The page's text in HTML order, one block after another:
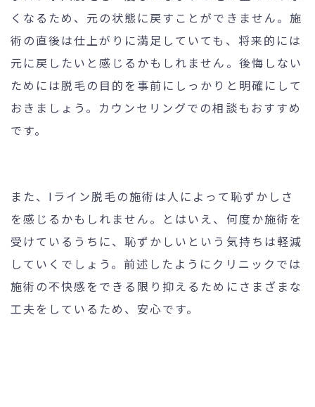
くなるため、元の状態に戻すことができません。施
術の直後は仕上がりに満足していても、将来的には
元に戻したいと感じるかもしれません。後悔しない
ためには脱毛の目的を事前にしっかりと明確にして
おきましょう。カウンセリングでの相談もおすすめ
です。
また、Iライン脱毛の施術は人によって恥ずかしさ
を感じるかもしれません。とはいえ、何度か施術を
受けているうちに、恥ずかしいという気持ちは軽減
していくでしょう。前述したようにクリニックでは
施術の不快感をできる限り抑えるためにさまざまな
工夫をしているため、安心です。